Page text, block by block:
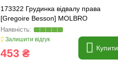
173322 Грудинка відвалу права
[Gregoire Besson] MOLBRO
Залишити відгук
453 ₴ Купити